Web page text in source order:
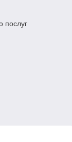
послуг